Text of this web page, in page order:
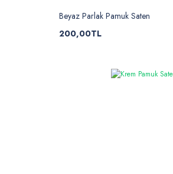
Beyaz Parlak Pamuk Saten
200,00TL